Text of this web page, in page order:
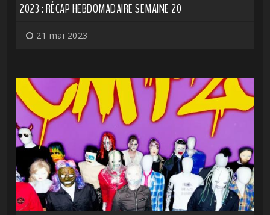
2023 : RÉCAP HEBDOMADAIRE SEMAINE 20
21 mai 2023